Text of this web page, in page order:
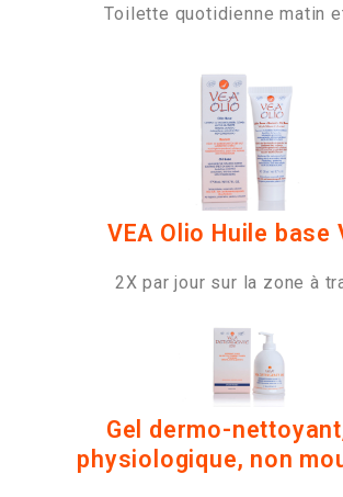
Toilette quotidienne matin
VEA Olio Huile base
2X par jour sur la zone à
Gel dermo-
physiologique, non